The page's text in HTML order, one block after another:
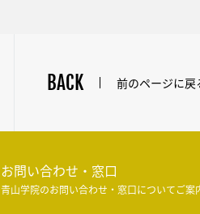
BACK 前のページに戻
お問い合わせ・窓口
青山学院のお問い合わせ・窓口についてご案